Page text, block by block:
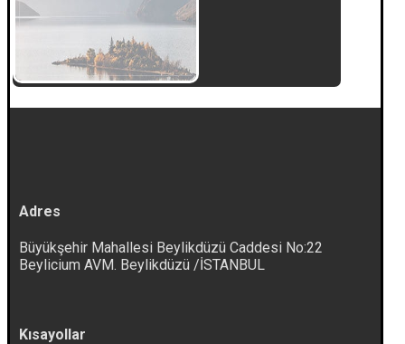
Adres
Büyükşehir Mahallesi Beylikdüzü Caddesi No:22
Beylicium AVM. Beylikdüzü /İSTANBUL
Kısayollar